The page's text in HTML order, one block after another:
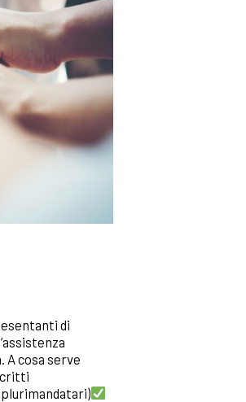
di
cosa serve